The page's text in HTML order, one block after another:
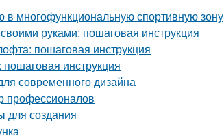
в многофункциональную спортивную зону
руками: пошаговая инструкция
пошаговая инструкция
инструкция
современного дизайна
профессионалов
для создания